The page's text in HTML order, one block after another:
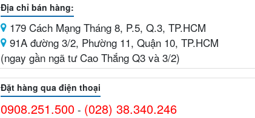
Địa chỉ bán hàng:
179 Cách Mạng Tháng 8, P.5, Q.3, TP.HCM
91A đường 3/2, Phường 11, Quận 10, TP.HCM
(ngay gần ngã tư Cao Thắng Q3 và 3/2)
Đặt hàng qua điện thoại
0908.251.500 - (028) 38.340.246